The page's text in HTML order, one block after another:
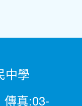
中學
真:03-